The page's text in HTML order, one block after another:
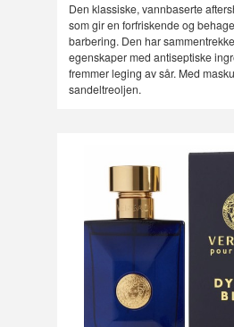
Den klassiske, vannbaserte
som gir en forfriskende og
barbering. Den har
egenskaper med antiseptiske
fremmer leging av sår. Med
sandeltreoljen.